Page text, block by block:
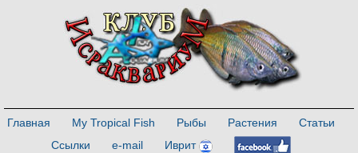
Главная My Tropical Fish Рыбы Растения
Статьи
Ссылки
e-mail Иврит